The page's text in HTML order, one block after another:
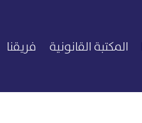
المكتبة القانونية فريقنا